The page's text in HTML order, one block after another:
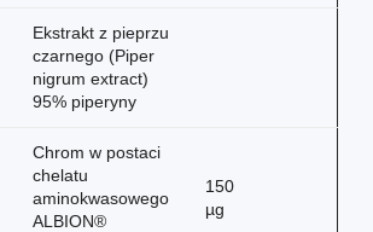
Ekstrakt z pieprzu
czarnego (Piper
nigrum extract)
95% piperyny
Chrom w postaci
chelatu
aminokwasowego
ALBION®
150
µg